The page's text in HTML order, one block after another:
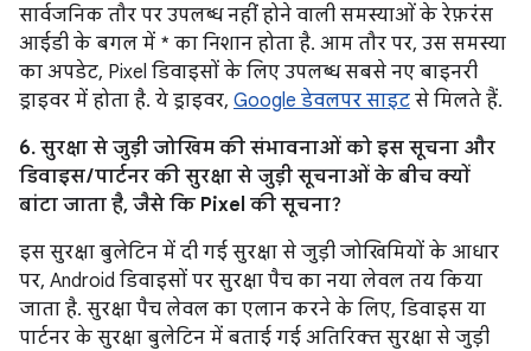
सार्वजनिक तौर पर उपलब्ध नहीं होने वाली समस्याओं के रेफ़रंस
आईडी के बगल में * का निशान होता है. आम तौर पर, उस समस्या
का अपडेट, Pixel डिवाइसों के लिए उपलब्ध सबसे नए बाइनरी
ड्राइवर में होता है. ये ड्राइवर, Google डेवलपर साइट से मिलते हैं.
6. सुरक्षा से जुड़ी जोखिम की संभावनाओं को इस सूचना और
डिवाइस / पार्टनर की सुरक्षा से जुड़ी सूचनाओं के बीच क्यों
बांटा जाता है, जैसे कि Pixel की सूचना?
इस सुरक्षा बुलेटिन में दी गई सुरक्षा से जुड़ी जोखिमियों के आधार
पर, Android डिवाइसों पर सुरक्षा पैच का नया लेवल तय किया
जाता है. सुरक्षा पैच लेवल का एलान करने के लिए, डिवाइस या
पार्टनर के सुरक्षा बुलेटिन में बताई गई अतिरिक्त सुरक्षा से जुड़ी